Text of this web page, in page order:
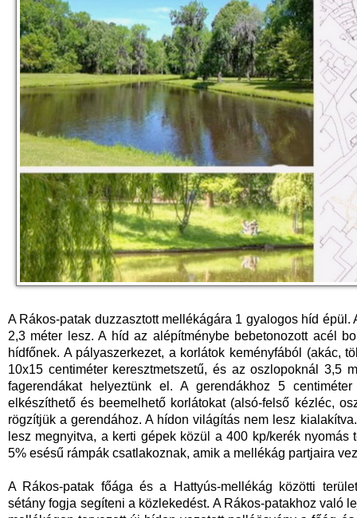
A Rákos-patak duzzasztott mellékágára 1 gyalogos híd
2,3 méter lesz. A híd az alépítménybe bebetonozott acél
hídfőnek. A pályaszerkezet, a korlátok keményfából (akác,
10x15 centiméter keresztmetszetű, és az oszlopoknál 3,5
fagerendákat helyeztünk el. A gerendákhoz 5
elkészíthető és beemelhető korlátokat (alsó-felső kézléc,
rögzítjük a gerendához. A hídon világítás nem lesz
lesz megnyitva, a kerti gépek közül a 400 kp/kerék
5% esésű rámpák csatlakoznak, amik a mellékág partjaira
A Rákos‐patak főága és a Hattyús‐mellékág közötti
sétány fogja segíteni a közlekedést. A Rákos‐patakhoz való